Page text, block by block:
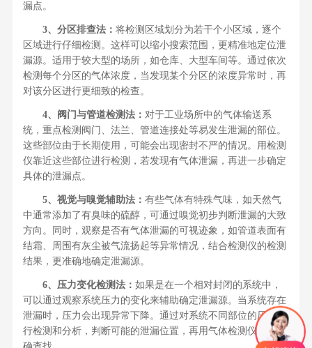
漏点。
3、分区排查法： 将检测区域划分为若干个小区域，逐个
区域进行仔细检测。这样可以缩小搜索范围，更精准地定位泄
漏源。适用于较大型的场所，如仓库、大型车间等。通过依次
检测每个分区的气体浓度，当发现某个分区的浓度异常时，再
对该分区进行更细致的检查。
4、阀门与管道检测法： 对于工业场所中的气体输送系
统，重点检测阀门、法兰、管道连接处等易发生泄漏的部位。
这些部位由于长期使用，可能会出现密封不严的情况。用检测
仪靠近这些部位进行检测，若发现有气体泄漏，再进一步确定
具体的泄漏点。
5、视觉与嗅觉辅助法： 有些气体有特殊气味，如天然气
中通常添加了有臭味的硫醇，可通过嗅觉初步判断泄漏的大致
方向。同时，观察是否有气体泄漏的可视迹象，如管道表面有
结霜、周围有灰尘被气流扬起等异常情况，结合检测仪的检测
结果，更准确地确定泄漏源。
6、压力变化检测法： 如果是在一个相对封闭的系统中，
可以通过观察系统压力的变化来辅助确定泄漏源。当系统存在
泄漏时，压力会出现异常下降。通过对系统不同部位的压力进
行检测和分析，判断可能的泄漏位置，再用气体检测仪进行精